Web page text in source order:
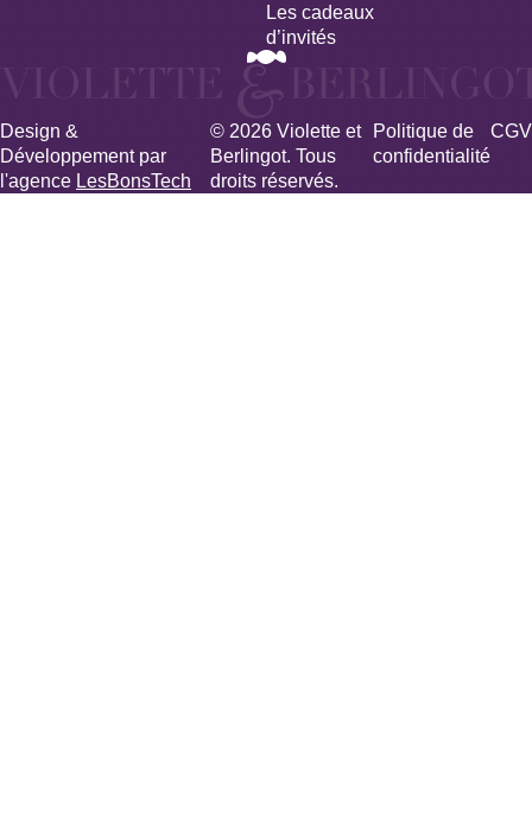
Les cadeaux
d’invités
Design &
Développement par
l'agence LesBonsTech
© 2026 Violette et
Berlingot. Tous
droits réservés.
Politique de
confidentialité
CGV